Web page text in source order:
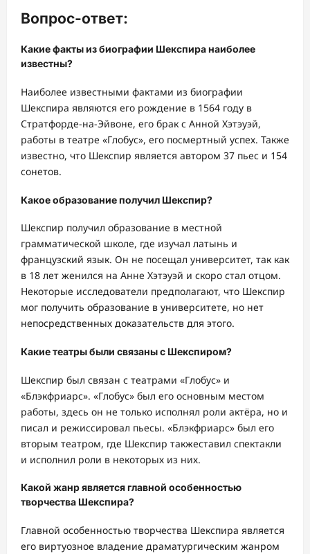
Вопрос-ответ:
Какие факты из биографии Шекспира наиболее
известны?
Наиболее известными фактами из биографии
Шекспира являются его рождение в 1564 году в
Стратфорде-на-Эйвоне, его брак с Анной Хэтэуэй,
работы в театре «Глобус», его посмертный успех. Также
известно, что Шекспир является автором 37 пьес и 154
сонетов.
Какое образование получил Шекспир?
Шекспир получил образование в местной
грамматической школе, где изучал латынь и
французский язык. Он не посещал университет, так как
в 18 лет женился на Анне Хэтэуэй и скоро стал отцом.
Некоторые исследователи предполагают, что Шекспир
мог получить образование в университете, но нет
непосредственных доказательств для этого.
Какие театры были связаны с Шекспиром?
Шекспир был связан с театрами «Глобус» и
«Блэкфриарс». «Глобус» был его основным местом
работы, здесь он не только исполнял роли актёра, но и
писал и режиссировал пьесы. «Блэкфриарс» был его
вторым театром, где Шекспир такжеставил спектакли
и исполнил роли в некоторых из них.
Какой жанр является главной особенностью
творчества Шекспира?
Главной особенностью творчества Шекспира является
его виртуозное владение драматургическим жанром